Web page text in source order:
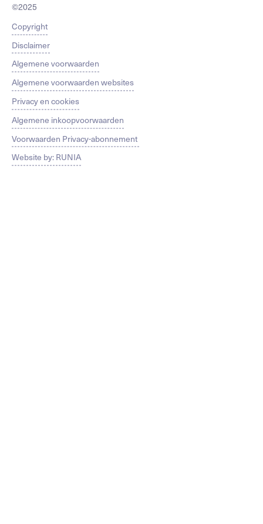
©2025
Copyright
Disclaimer
Algemene voorwaarden
Algemene voorwaarden websites
Privacy en cookies
Algemene inkoopvoorwaarden
Voorwaarden Privacy-abonnement
Website by: RUNIA